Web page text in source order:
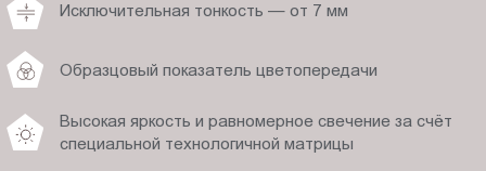
Исключительная тонкость — от 7 мм
Образцовый показатель цветопередачи
Высокая яркость и равномерное свечение за счёт
специальной технологичной матрицы